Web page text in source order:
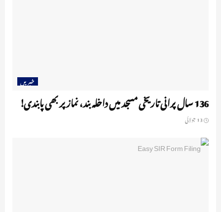
خبریں
136 سال پرانی تاریخی مسجد میں داخلہ بند، نماز پر بھی پابندی!